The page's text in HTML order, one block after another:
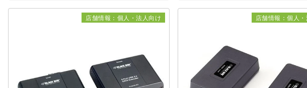
店舗情報：個人・法人向け 店舗情報：個人